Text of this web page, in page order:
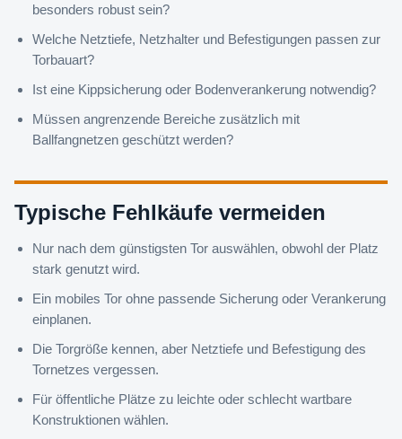
besonders robust sein?
Welche Netztiefe, Netzhalter und Befestigungen passen zur
Torbauart?
Ist eine Kippsicherung oder Bodenverankerung notwendig?
Müssen angrenzende Bereiche zusätzlich mit
Ballfangnetzen geschützt werden?
Typische Fehlkäufe vermeiden
Nur nach dem günstigsten Tor auswählen, obwohl der Platz
stark genutzt wird.
Ein mobiles Tor ohne passende Sicherung oder Verankerung
einplanen.
Die Torgröße kennen, aber Netztiefe und Befestigung des
Tornetzes vergessen.
Für öffentliche Plätze zu leichte oder schlecht wartbare
Konstruktionen wählen.